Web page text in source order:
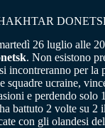
26 luglio alle
. Non esistono
incontreranno per la
squadre ucraine,
e perdendo
battuto 2 volte su 2
con gli olandesi